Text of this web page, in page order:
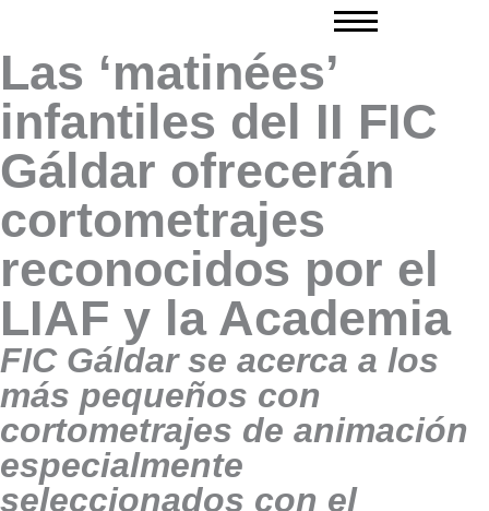
contenido
Las ‘matinées’
infantiles del II FIC
Gáldar ofrecerán
cortometrajes
reconocidos por el
LIAF y la Academia
FIC Gáldar se acerca a los
más pequeños con
cortometrajes de animación
especialmente
seleccionados con el